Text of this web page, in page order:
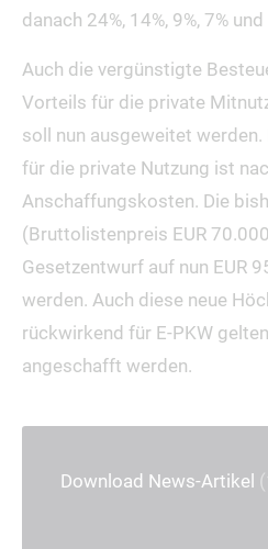
danach 24%, 14%, 9%, 7%
Auch die vergünstigte
Vorteils für die private
soll nun ausgeweitet
für die private Nutzung ist
Anschaffungskosten. Die
(Bruttolistenpreis EUR
Gesetzentwurf auf nun EUR
werden. Auch diese neue
rückwirkend für E-PKW
angeschafft werden.
Download News-Artikel